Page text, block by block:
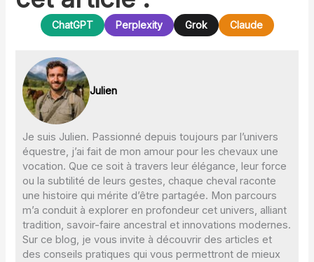
ChatGPT Perplexity Grok Claude
Julien
Je suis Julien. Passionné depuis toujours par l’univers
équestre, j’ai fait de mon amour pour les chevaux une
vocation. Que ce soit à travers leur élégance, leur force
ou la subtilité de leurs gestes, chaque cheval raconte
une histoire qui mérite d’être partagée. Mon parcours
m’a conduit à explorer en profondeur cet univers, alliant
tradition, savoir-faire ancestral et innovations modernes.
Sur ce blog, je vous invite à découvrir des articles et
des conseils pratiques qui vous permettront de mieux